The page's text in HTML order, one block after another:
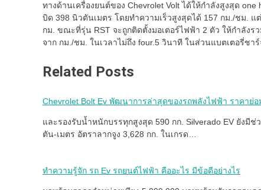
ทางด้านเครื่องยนต์ของ Chevrolet Volt ได้ให้กำลังสูงสุด
บิด 398 นิวตันเมตร โดยทำความเร็วสูงสุดได้ 157 กม./ชม. แ
กม. ขณะที่รุ่น RST จะถูกติดตั้งมอเตอร์ไฟฟ้า 2 ตัว ให้กำลังร
จาก กม./ชม. ในเวลาไม่ถึง four.5 วินาที ในส่วนแบตเตอรี่ชา
Related Posts
Chevrolet Bolt Ev พัฒนาการล่าสุดของรถพลังไฟฟ้า ราคาย่อ
และรองรับน้ำหนักบรรทุกสูงสุด 590 กก. Silverado EV ยังมี
ตัน-เมตร อัตราลากจูง 3,628 กก. ในเกรด…
ทำความรู้จัก รถ Ev รถยนต์ไฟฟ้า คืออะไร มีข้อดีอย่างไร